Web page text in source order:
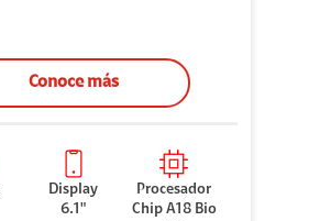
Conoce más
Display
6.1"
Procesador
Chip A18 Bio